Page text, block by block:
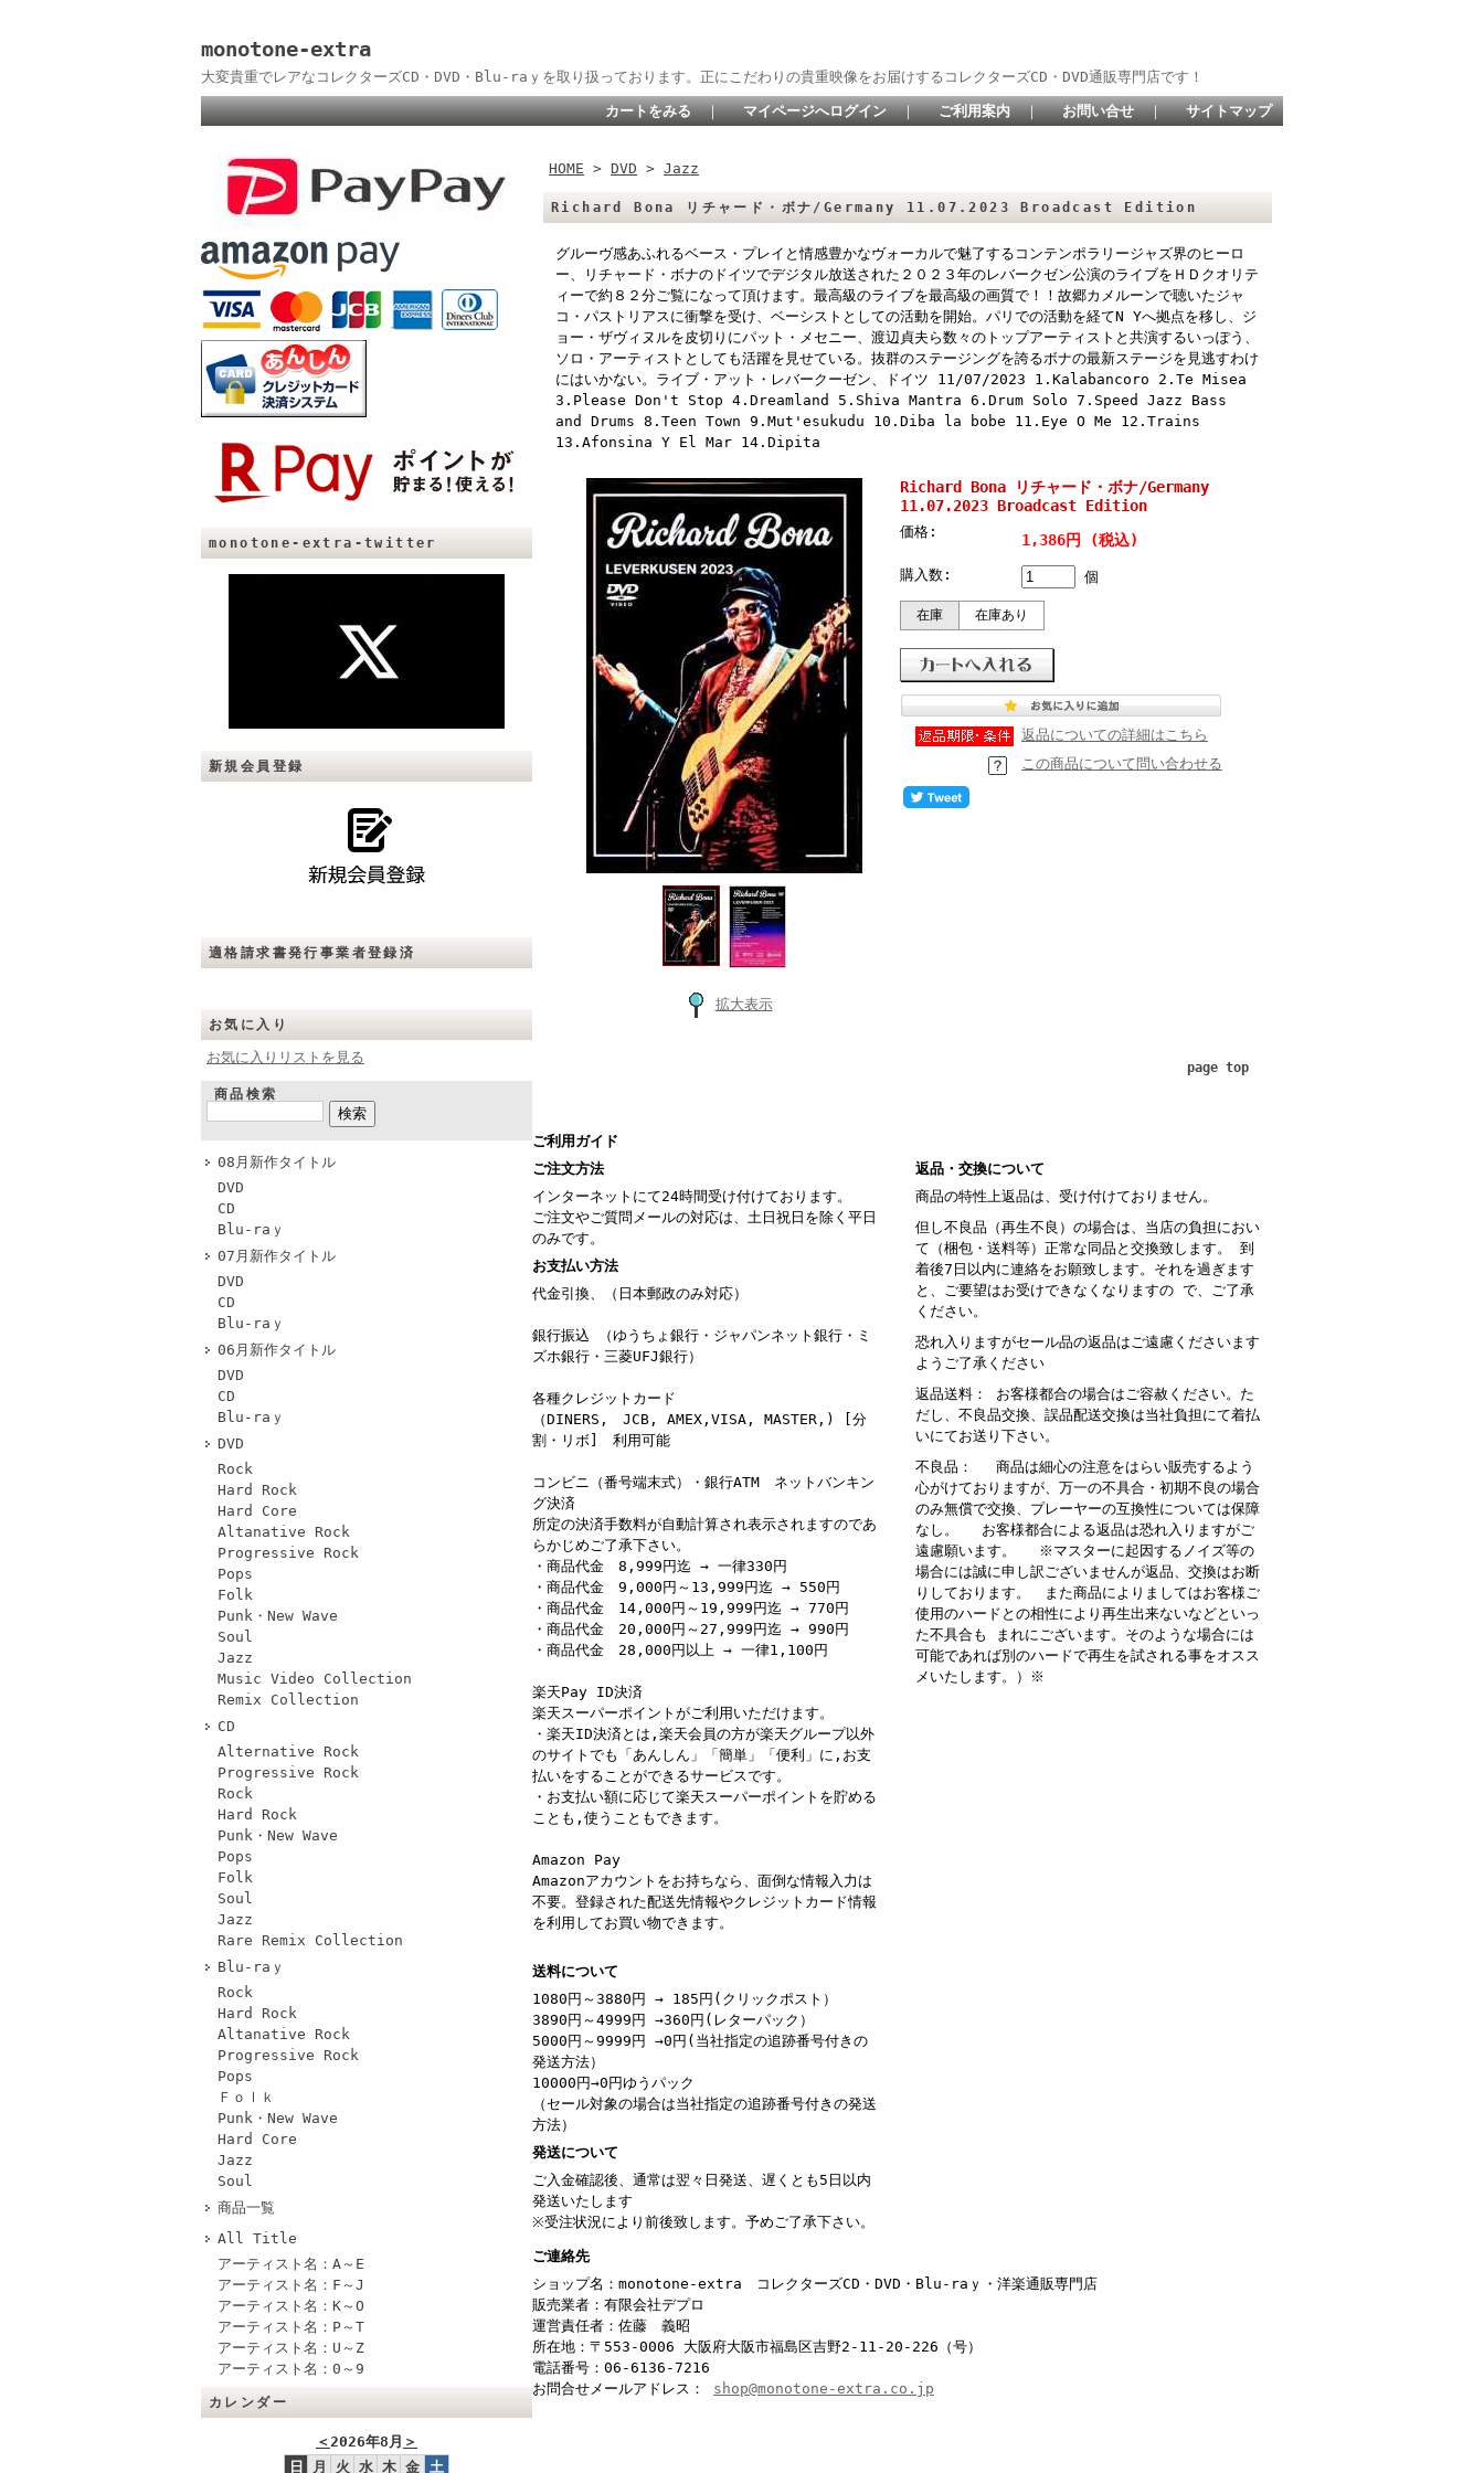
monotone-extra
大変貴重でレアなコレクターズCD・DVD・Blu-raｙを取り扱っております。正にこだわりの貴重映像をお届けするコレクターズCD・DVD通販専門店です！
カートをみる ｜ マイページへログイン ｜ ご利用案内 ｜ お問い合せ ｜ サイトマップ
monotone-extra-twitter
新規会員登録
適格請求書発行事業者登録済
お気に入り
お気に入りリストを見る
商品検索
08月新作タイトル
DVD
CD
Blu-raｙ
07月新作タイトル
DVD
CD
Blu-raｙ
06月新作タイトル
DVD
CD
Blu-raｙ
DVD
Rock
Hard Rock
Hard Core
Altanative Rock
Progressive Rock
Pops
Folk
Punk・New Wave
Soul
Jazz
Music Video Collection
Remix Collection
CD
Alternative Rock
Progressive Rock
Rock
Hard Rock
Punk・New Wave
Pops
Folk
Soul
Jazz
Rare Remix Collection
Blu-raｙ
Rock
Hard Rock
Altanative Rock
Progressive Rock
Pops
Ｆｏｌｋ
Punk・New Wave
Hard Core
Jazz
Soul
商品一覧
All Title
アーティスト名：A～E
アーティスト名：F～J
アーティスト名：K～O
アーティスト名：P～T
アーティスト名：U～Z
アーティスト名：0～9
カレンダー
＜2026年8月 ＞
日
月 火 水 木 金 土
HOME > DVD > Jazz
Richard Bona リチャード・ボナ/Germany 11.07.2023 Broadcast Edition
グルーヴ感あふれるベース・プレイと情感豊かなヴォーカルで魅了するコンテンポラリージャズ界のヒーロ
ー、リチャード・ボナのドイツでデジタル放送された２０２３年のレバークゼン公演のライブをＨＤクオリテ
ィーで約８２分ご覧になって頂けます。最高級のライブを最高級の画質で！！故郷カメルーンで聴いたジャ
コ・パストリアスに衝撃を受け、ベーシストとしての活動を開始。パリでの活動を経てN Yへ拠点を移し、ジ
ョー・ザヴィヌルを皮切りにパット・メセニー、渡辺貞夫ら数々のトップアーティストと共演するいっぽう、
ソロ・アーティストとしても活躍を見せている。抜群のステージングを誇るボナの最新ステージを見逃すわけ
にはいかない。ライブ・アット・レバークーゼン、ドイツ 11/07/2023 1.Kalabancoro 2.Te Misea
3.Please Don't Stop 4.Dreamland 5.Shiva Mantra 6.Drum Solo 7.Speed Jazz Bass
and Drums 8.Teen Town 9.Mut'esukudu 10.Diba la bobe 11.Eye O Me 12.Trains
13.Afonsina Y El Mar 14.Dipita
拡大表示
Richard Bona リチャード・ボナ/Germany
11.07.2023 Broadcast Edition
価格: 1,386円 (税込)
購入数: 個
在庫 在庫あり
返品についての詳細はこちら
この商品について問い合わせる
page top
ご利用ガイド
ご注文方法
インターネットにて24時間受け付けております。
ご注文やご質問メールの対応は、土日祝日を除く平日
のみです。
お支払い方法
代金引換、（日本郵政のみ対応）
銀行振込 （ゆうちょ銀行・ジャパンネット銀行・ミ
ズホ銀行・三菱UFJ銀行）
各種クレジットカード
（DINERS, JCB, AMEX,VISA, MASTER,) [分
割・リボ] 利用可能
コンビニ（番号端末式）・銀行ATM ネットバンキン
グ決済
所定の決済手数料が自動計算され表示されますのであ
らかじめご了承下さい。
・商品代金 8,999円迄 → 一律330円
・商品代金 9,000円～13,999円迄 → 550円
・商品代金 14,000円～19,999円迄 → 770円
・商品代金 20,000円～27,999円迄 → 990円
・商品代金 28,000円以上 → 一律1,100円
楽天Pay ID決済
楽天スーパーポイントがご利用いただけます。
・楽天ID決済とは,楽天会員の方が楽天グループ以外
のサイトでも「あんしん」「簡単」「便利」に,お支
払いをすることができるサービスです。
・お支払い額に応じて楽天スーパーポイントを貯める
ことも,使うこともできます。
Amazon Pay
Amazonアカウントをお持ちなら、面倒な情報入力は
不要。登録された配送先情報やクレジットカード情報
を利用してお買い物できます。
送料について
1080円～3880円 → 185円(クリックポスト）
3890円～4999円 →360円(レターパック）
5000円～9999円 →0円(当社指定の追跡番号付きの
発送方法）
10000円→0円ゆうパック
（セール対象の場合は当社指定の追跡番号付きの発送
方法）
発送について
ご入金確認後、通常は翌々日発送、遅くとも5日以内
発送いたします
※受注状況により前後致します。予めご了承下さい。
返品・交換について
商品の特性上返品は、受け付けておりません。
但し不良品（再生不良）の場合は、当店の負担におい
て（梱包・送料等）正常な同品と交換致します。 到
着後7日以内に連絡をお願致します。それを過ぎます
と、ご要望はお受けできなくなりますの で、ご了承
ください。
恐れ入りますがセール品の返品はご遠慮くださいます
ようご了承ください
返品送料： お客様都合の場合はご容赦ください。た
だし、不良品交換、誤品配送交換は当社負担にて着払
いにてお送り下さい。
不良品： 商品は細心の注意をはらい販売するよう
心がけておりますが、万一の不具合・初期不良の場合
のみ無償で交換、プレーヤーの互換性については保障
なし。 お客様都合による返品は恐れ入りますがご
遠慮願います。 ※マスターに起因するノイズ等の
場合には誠に申し訳ございませんが返品、交換はお断
りしております。 また商品によりましてはお客様ご
使用のハードとの相性により再生出来ないなどといっ
た不具合も まれにございます。そのような場合には
可能であれば別のハードで再生を試される事をオスス
メいたします。）※
ご連絡先
ショップ名：monotone-extra コレクターズCD・DVD・Blu-raｙ・洋楽通販専門店
販売業者：有限会社デプロ
運営責任者：佐藤 義昭
所在地：〒553-0006 大阪府大阪市福島区吉野2-11-20-226（号）
電話番号：06-6136-7216
お問合せメールアドレス： shop@monotone-extra.co.jp